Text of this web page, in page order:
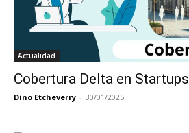
Actualidad
Cobertura Delta en Startups
Dino Etcheverry - 30/01/2025